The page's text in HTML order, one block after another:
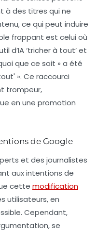
à des titres qui ne
ce qui peut induire
frappant est celui où
d’IA ‘tricher à tout’ et
que ce soit » a été
». Ce raccourci
trompeur,
en une promotion
de Google
et des journalistes
aux intentions de
cette modification
utilisateurs, en
Cependant,
se